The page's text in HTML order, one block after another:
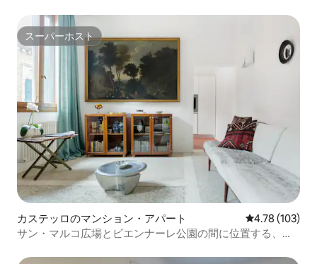
スーパーホスト
スーパーホスト
カステッロのマンション・アパート レビュー103
4.78 (103)
サン・マルコ広場とビエンナーレ公園の間に位置する、明